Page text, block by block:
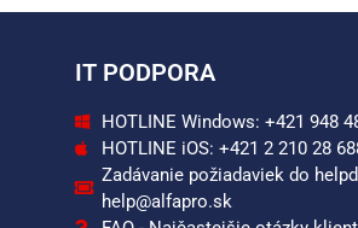
IT PODPORA
HOTLINE Windows: +421 948
HOTLINE iOS: +421 2 210 28
Zadávanie požiadaviek do
help@alfapro.sk